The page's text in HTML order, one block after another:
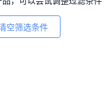
空筛选条件